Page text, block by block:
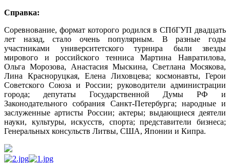
Справка:
Соревнование, формат которого родился в СПбГУП двадцать
лет назад, стало очень популярным. В разные годы
участниками университетского турнира были звезды
мирового и российского тенниса Мартина Навратилова,
Ольга Морозова, Анастасия Мыскина, Светлана Мосякова,
Лина Красноруцкая, Елена Лиховцева; космонавты, Герои
Советского Союза и России; руководители администрации
города; депутаты Государственной Думы РФ и
Законодательного собрания Санкт-Петербурга; народные и
заслуженные артисты России; актеры; выдающиеся деятели
науки, культуры, искусств, спорта; представители бизнеса;
Генеральных консульств Литвы, США, Японии и Кипра.